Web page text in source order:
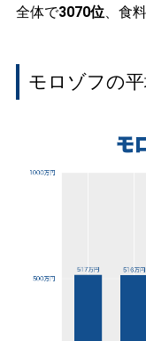
全体で3070位、食
モロゾフの